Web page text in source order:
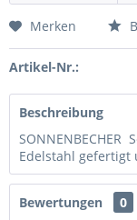
Merken
Artikel-Nr.:
Beschreibung
Edelstahl gefertigt
Bewertungen 0